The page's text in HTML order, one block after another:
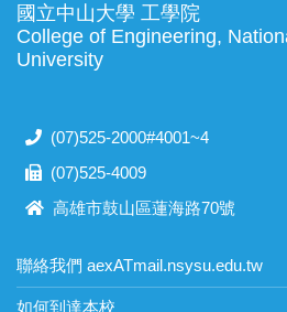
國立中山大學 工學院
College of Engineering,
University
(07)525-2000#4001~4
(07)525-4009
高雄市鼓山區蓮海路70號
聯絡我們 aexATmail.nsysu.edu.tw
如何到達本校